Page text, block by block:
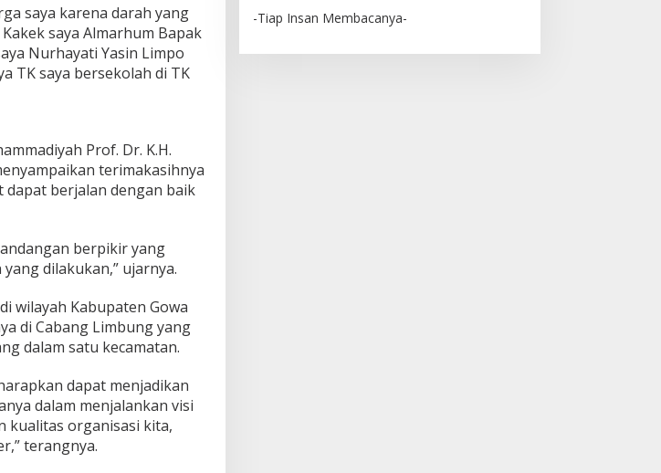
saya karena darah yang
saya Almarhum Bapak
Nurhayati Yasin Limpo
TK saya bersekolah di TK
Prof. Dr. K.H.
terimakasihnya
dapat berjalan dengan baik
berpikir yang
dilakukan,” ujarnya.
wilayah Kabupaten Gowa
di Cabang Limbung yang
dalam satu kecamatan.
dapat menjadikan
dalam menjalankan visi
kualitas organisasi kita,
terangnya.
-Tiap Insan Membacanya-